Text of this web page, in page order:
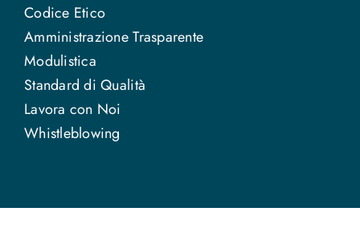
Codice Etico
Amministrazione Trasparente
Modulistica
Standard di Qualità
Lavora con Noi
Whistleblowing